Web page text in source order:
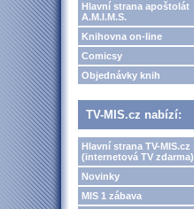
Hlavní strana apoštolát
A.M.I.M.S.
Knihovna on-line
Comicsy
Objednávky knih
TV-MIS.cz nabízí:
Hlavní strana TV-MIS.cz
(internetová TV zdarma)
Novinky
MIS 1 zábava